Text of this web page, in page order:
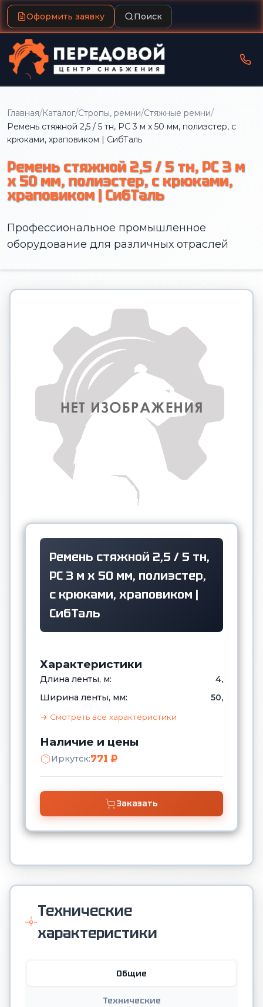
Оформить заявку Поиск
Главная/Каталог/Стропы, ремни/Стяжные ремни/
Ремень стяжной 2,5 / 5 тн, РС 3 м x 50 мм, полиэстер, с
крюками, храповиком | СибТаль
Ремень стяжной 2,5 / 5 тн, РС 3 м
x 50 мм, полиэстер, с крюками,
храповиком | СибТаль
Профессиональное промышленное
оборудование для различных отраслей
Ремень стяжной 2,5 / 5 тн,
РС 3 м x 50 мм, полиэстер,
с крюками, храповиком |
СибТаль
Характеристики
Длина ленты, м:
4,
Ширина ленты, мм:
50,
→ Смотреть все характеристики
Наличие и цены
Иркутск:771 ₽
Заказать
Технические
характеристики
Общие
Технические